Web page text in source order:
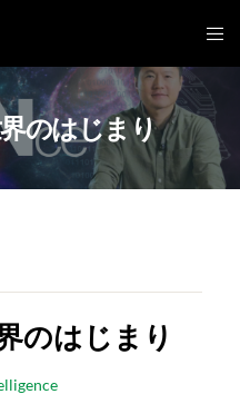
のはじまり
のはじまり